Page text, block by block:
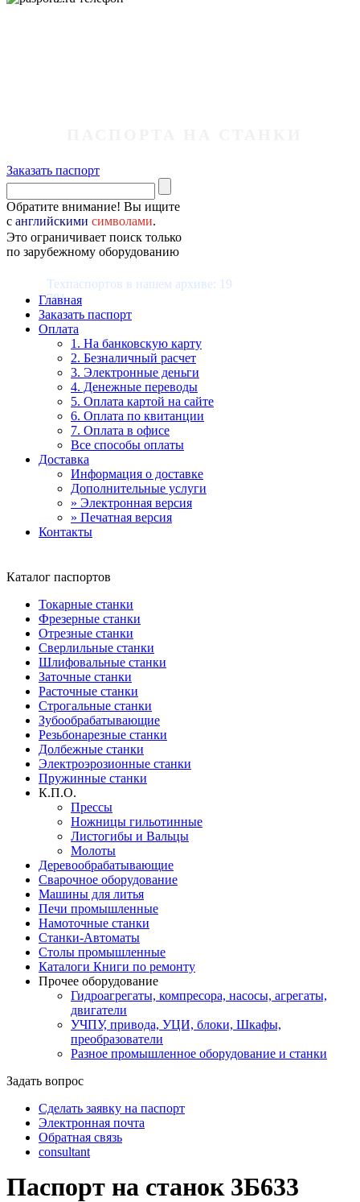
Заказать паспорт
Обратите внимание! Вы ищите
с английскими символами.
Это ограничивает поиск только
по зарубежному оборудованию
Техпаспортов в нашем архиве: 19
781
Главная
Заказать паспорт
Оплата
1. На банковскую карту
2. Безналичный расчет
3. Электронные деньги
4. Денежные переводы
5. Оплата картой на сайте
6. Оплата по квитанции
7. Оплата в офисе
Все способы оплаты
Доставка
Информация о доставке
Дополнительные услуги
» Электронная версия
» Печатная версия
Контакты
Каталог паспортов
Токарные станки
Фрезерные станки
Отрезные станки
Сверлильные станки
Шлифовальные станки
Заточные станки
Расточные станки
Строгальные станки
Зубообрабатывающие
Резьбонарезные станки
Долбежные станки
Электроэрозионные станки
Пружинные станки
К.П.О.
Прессы
Ножницы гильотинные
Листогибы и Вальцы
Молоты
Деревообрабатывающие
Сварочное оборудование
Машины для литья
Печи промышленные
Намоточные станки
Станки-Автоматы
Столы промышленные
Каталоги Книги по ремонту
Прочее оборудование
Гидроагрегаты, компресора, насосы, агрегаты,
двигатели
УЧПУ, привода, УЦИ, блоки, Шкафы,
преобразователи
Разное промышленное оборудование и станки
Задать вопрос
Сделать заявку на паспорт
Электронная почта
Обратная связь
consultant
Паспорт на станок 3Б633